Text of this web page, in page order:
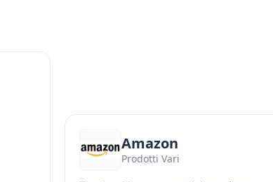
Amazon
Prodotti Vari